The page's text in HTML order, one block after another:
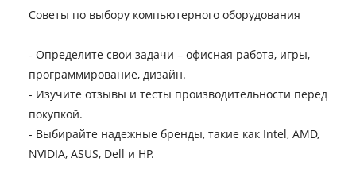
Советы по выбору компьютерного оборудования
- Определите свои задачи – офисная работа, игры,
программирование, дизайн.
- Изучите отзывы и тесты производительности перед
покупкой.
- Выбирайте надежные бренды, такие как Intel, AMD,
NVIDIA, ASUS, Dell и HP.